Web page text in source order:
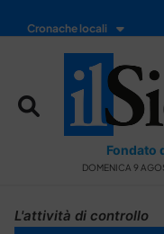
Cronache locali
Fondato
DOMENICA 9
L'attività di controllo